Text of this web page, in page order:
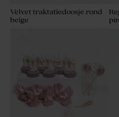
Velvet traktatiedoosje rond
beige